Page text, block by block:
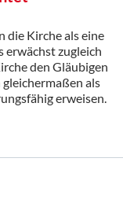
die Kirche als eine
erwächst zugleich
den Gläubigen
gleichermaßen als
erweisen.